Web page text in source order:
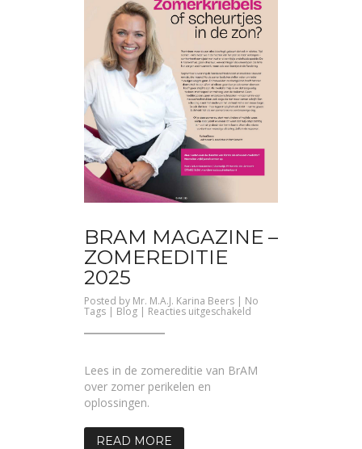
BRAM MAGAZINE –
ZOMEREDITIE
2025
Posted by Mr. M.A.J. Karina Beers | No
Tags | Blog | Reacties uitgeschakeld
Lees in de zomereditie van BrAM
over zomer perikelen en
oplossingen.
READ MORE